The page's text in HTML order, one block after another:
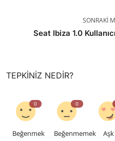
SONRAKI
Seat Ibiza 1.0
TEPKINIZ NEDIR?
0
Beğenmek
0
Beğenmemek Aşk